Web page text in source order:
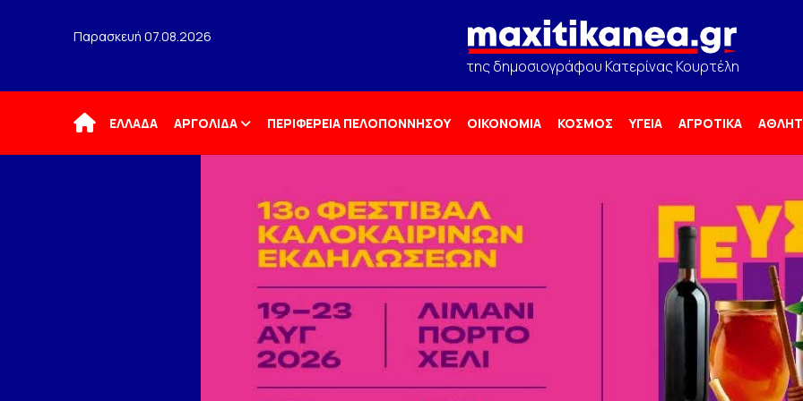
Παρασκευή 07.08.2026
της δημοσιογράφου Κατερίνας Κουρτέλη
ΑρχικήΕΛΛΑΔΑ ΑΡΓΟΛΙΔΑ ΠΕΡΙΦΕΡΕΙΑ ΠΕΛΟΠΟΝΝΗΣΟΥ ΟΙΚΟΝΟΜΙΑ ΚΟΣΜΟΣ ΥΓΕΙΑ ΑΓΡΟΤΙΚΑ